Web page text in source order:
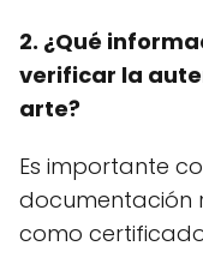
2. ¿Qué
verificar la
arte?
Es importante
documentación
como